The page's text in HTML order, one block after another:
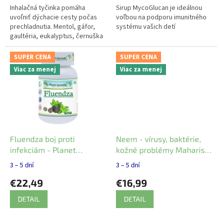
Inhalačná tyčinka pomáha
uvoľniť dýchacie cesty počas
prechladnutia. Mentol, gáfor,
gaultéria, eukalyptus, černuška
siata a mäta pieporná pomáhajú
udržiavať nos a dutiny čisté a...
Sirup MycoGlucan je ideálnou
voľbou na podporu imunitného
systému vašich detí
SUPER CENA
Viac za menej
Fluendza boj proti
infekciám - Planet
Ayurveda 60 ks
3 – 5 dní
€22,49
DETAIL
SUPER CENA
Viac za menej
Neem - vírusy, baktérie,
kožné problémy Maharishi
Ayurveda 60ks
3 – 5 dní
€16,99
DETAIL